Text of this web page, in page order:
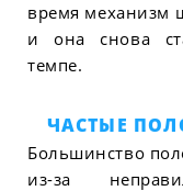
время механизм
и она снова
темпе.
ЧАСТЫЕ
Большинство
из-за